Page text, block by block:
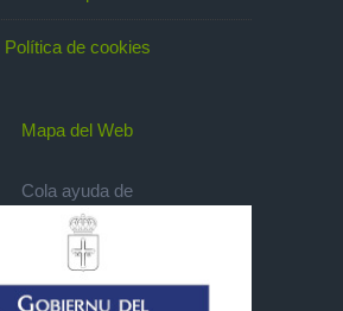
Política de cookies
Mapa del Web
Cola ayuda de